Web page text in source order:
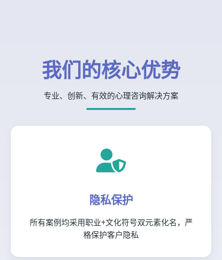
我们的核心优势
专业、创新、有效的心理咨询解决方案
隐私保护
所有案例均采用职业+文化符号双元素化名，严
格保护客户隐私